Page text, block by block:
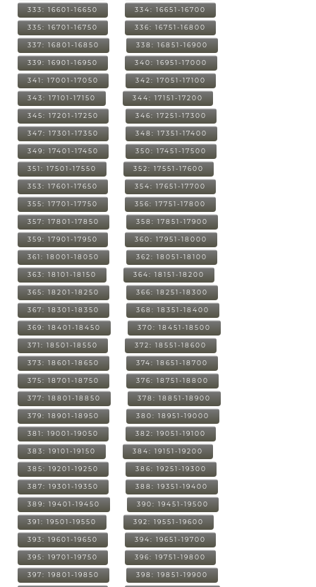
333: 16601-16650 334: 16651-16700
335: 16701-16750 336: 16751-16800
337: 16801-16850 338: 16851-16900
339: 16901-16950 340: 16951-17000
341: 17001-17050 342: 17051-17100
343: 17101-17150 344: 17151-17200
345: 17201-17250 346: 17251-17300
347: 17301-17350 348: 17351-17400
349: 17401-17450 350: 17451-17500
351: 17501-17550 352: 17551-17600
353: 17601-17650 354: 17651-17700
355: 17701-17750 356: 17751-17800
357: 17801-17850 358: 17851-17900
359: 17901-17950 360: 17951-18000
361: 18001-18050 362: 18051-18100
363: 18101-18150 364: 18151-18200
365: 18201-18250 366: 18251-18300
367: 18301-18350 368: 18351-18400
369: 18401-18450 370: 18451-18500
371: 18501-18550 372: 18551-18600
373: 18601-18650 374: 18651-18700
375: 18701-18750 376: 18751-18800
377: 18801-18850 378: 18851-18900
379: 18901-18950 380: 18951-19000
381: 19001-19050 382: 19051-19100
383: 19101-19150 384: 19151-19200
385: 19201-19250 386: 19251-19300
387: 19301-19350 388: 19351-19400
389: 19401-19450 390: 19451-19500
391: 19501-19550 392: 19551-19600
393: 19601-19650 394: 19651-19700
395: 19701-19750 396: 19751-19800
397: 19801-19850 398: 19851-19900